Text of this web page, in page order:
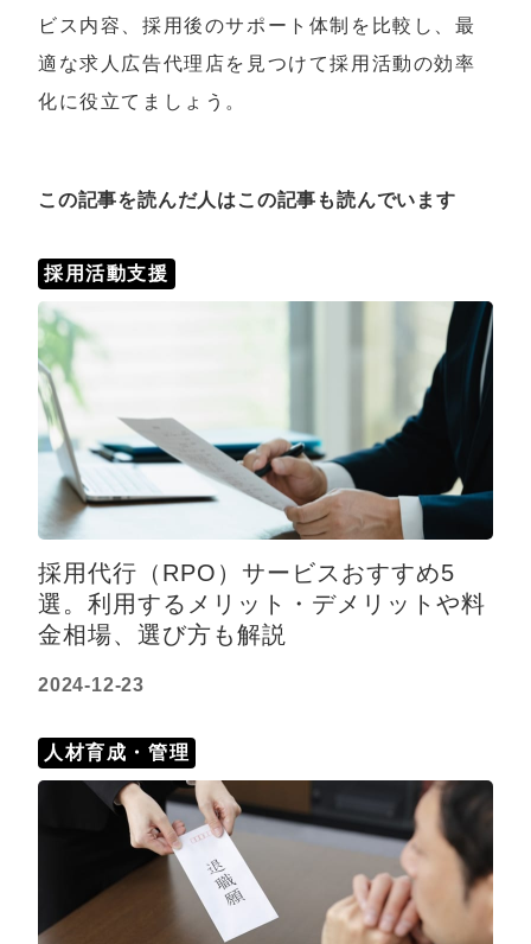
ビス内容、採用後のサポート体制を比較し、最
適な求人広告代理店を見つけて採用活動の効率
化に役立てましょう。
この記事を読んだ人はこの記事も読んでいます
採用活動支援
採用代行（RPO）サービスおすすめ5
選。利用するメリット・デメリットや料
金相場、選び方も解説
2024-12-23
人材育成・管理